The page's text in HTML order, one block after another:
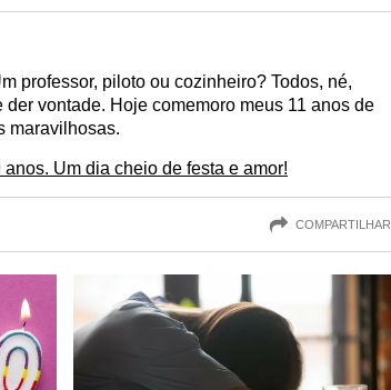
professor, piloto ou cozinheiro? Todos, né,
vontade. Hoje comemoro meus 11 anos de
maravilhosas.
Um dia cheio de festa e amor!
COMPARTILHAR